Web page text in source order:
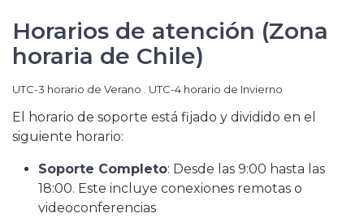
Horarios de atención (Zona
horaria de Chile)
UTC-3 horario de Verano . UTC-4 horario de Invierno
El horario de soporte está fijado y dividido en el
siguiente horario:
Soporte Completo: Desde las 9:00 hasta las
18:00. Este incluye conexiones remotas o
videoconferencias